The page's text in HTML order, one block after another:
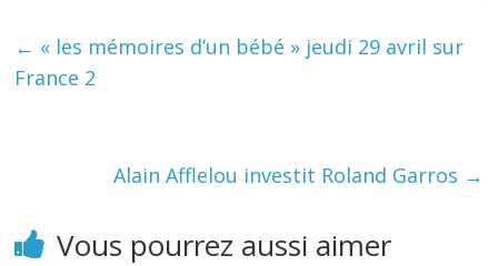
← « les mémoires d’un bébé » jeudi 29 avril sur
France 2
Alain Afflelou investit Roland Garros →
Vous pourrez aussi aimer